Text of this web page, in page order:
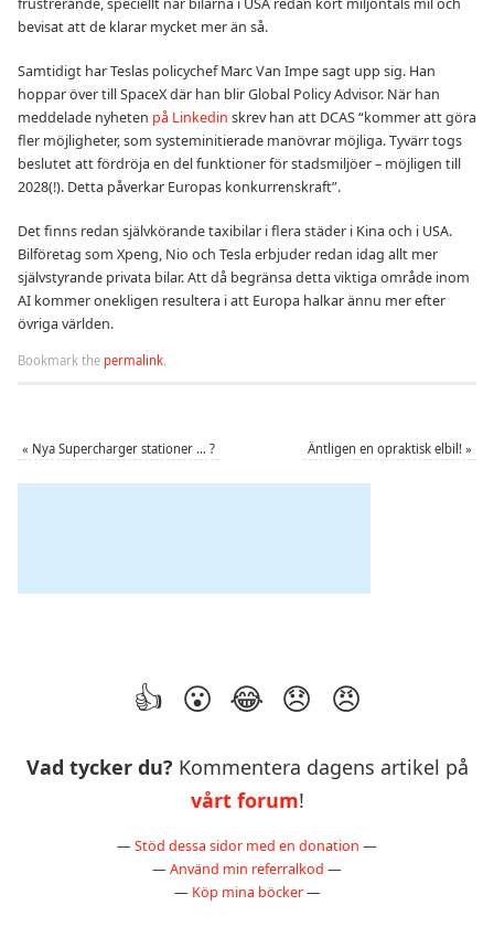
frustrerande, speciellt när bilarna i USA redan kört miljontals mil och
bevisat att de klarar mycket mer än så.
Samtidigt har Teslas policychef Marc Van Impe sagt upp sig. Han
hoppar över till SpaceX där han blir Global Policy Advisor. När han
meddelade nyheten på Linkedin skrev han att DCAS “kommer att göra
fler möjligheter, som systeminitierade manövrar möjliga. Tyvärr togs
beslutet att fördröja en del funktioner för stadsmiljöer – möjligen till
2028(!). Detta påverkar Europas konkurrenskraft”.
Det finns redan självkörande taxibilar i flera städer i Kina och i USA.
Bilföretag som Xpeng, Nio och Tesla erbjuder redan idag allt mer
självstyrande privata bilar. Att då begränsa detta viktiga område inom
AI kommer onekligen resultera i att Europa halkar ännu mer efter
övriga världen.
Bookmark the permalink.
« Nya Supercharger stationer … ? Äntligen en opraktisk elbil! »
Vad tycker du? Kommentera dagens artikel på
vårt forum!
— Stöd dessa sidor med en donation —
— Använd min referralkod —
— Köp mina böcker—